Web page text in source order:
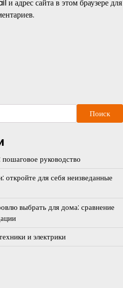
адрес сайта в этом браузере для
Поиск
руководство
откройте для себя неизведанные
выбрать для дома: сравнение
и электрики